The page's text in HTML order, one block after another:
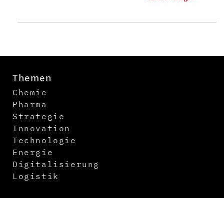
Themen
Chemie
Pharma
Strategie
Innovation
Technologie
Energie
Digitalisierung
Logistik